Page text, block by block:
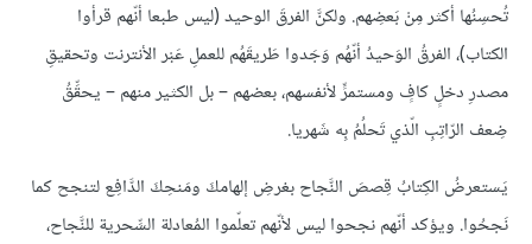
تُحسِنُها أكثر مِنْ بَعضِهم. ولكنَّ الفرقَ الوحيد (ليس طبعا أنّهم قرأوا
الكتاب)، الفرقُ الوَحيدُ أنّهُم وَجَدوا طَريقَهُم للعملِ عَبْر الأنترنت وتحقيقِ
مصدرِ دخلٍ كافٍ ومستمرٍّ لأنفسهم، بعضهم – بل الكثير منهم – يحقِّقُ
ضِعف الرّاتِبِ الّذي تَحلُمُ بِه شَهريا.
يَستعرضُ الكِتابُ قِصصَ النَّجاح بغرضِ إلهامكَ ومَنحِكَ الدَّافِع لتنجح كما
نَجحُوا. ويؤكد أنّهم نجحوا ليس لأنّهم تعلّموا المُعادلة السِّحرية للنَّجاح،